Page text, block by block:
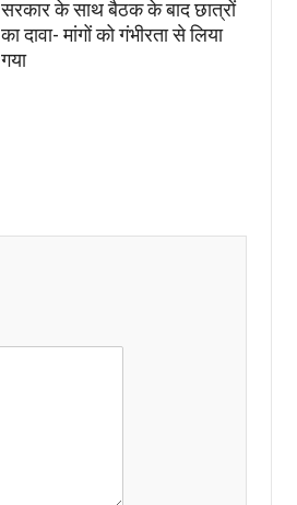
सरकार के साथ बैठक के बाद छात्रों
का दावा- मांगों को गंभीरता से लिया
गया